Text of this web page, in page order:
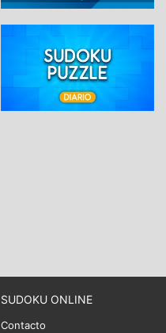
SUDOKU ONLINE
Contacto